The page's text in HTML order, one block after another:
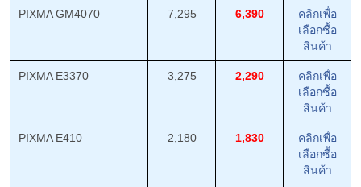
PIXMA GM4070 7,295 6,390
คลิกเพื่อ
เลือกซื้อ
สินค้า
PIXMA E3370 3,275 2,290
คลิกเพื่อ
เลือกซื้อ
สินค้า
PIXMA E410 2,180 1,830
คลิกเพื่อ
เลือกซื้อ
สินค้า